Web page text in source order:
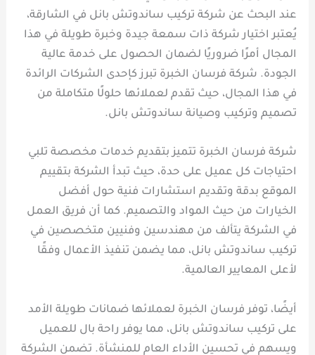
عند البحث عن شركة تركيب ساندوتش بانل في الشارقة،
يُعتبر اختيار شركة ذات سمعة جيدة وخبرة طويلة في هذا
المجال أمرًا ضروريًا لضمان الحصول على خدمة عالية
الجودة. شركة فرسان الخبرة تبرز كإحدى الشركات الرائدة
في هذا المجال، حيث تقدم لعملائها حلولًا متكاملة من
تصميم وتركيب وصيانة ساندوتش بانل.
شركة فرسان الخبرة تتميز بتقديم خدمات مخصصة تلبي
احتياجات كل عميل على حدة، حيث تبدأ الشركة بتقييم
الموقع بدقة وتقديم استشارات فنية حول أفضل
الخيارات من حيث المواد والتصميم. كما أن فريق العمل
في الشركة يتألف من مهندسين وفنيين متخصصين في
تركيب ساندوتش بانل، مما يضمن تنفيذ الأعمال وفقًا
لأعلى المعايير العالمية.
أيضًا، توفر فرسان الخبرة لعملائها ضمانات طويلة الأمد
على تركيب ساندوتش بانل، مما يوفر راحة بال للعميل
ويسهم في تحسين الأداء العام للمنشأة. تضمن الشركة